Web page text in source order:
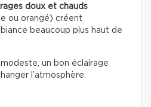
doux et chauds
ou orangé) créent
beaucoup plus haut de
un bon éclairage
l’atmosphère.